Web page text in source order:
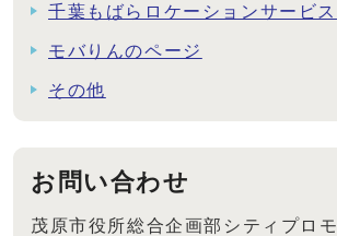
千葉もばらロケーションサービス
モバりんのページ
その他
お問い合わせ
茂原市役所総合企画部シティプロ